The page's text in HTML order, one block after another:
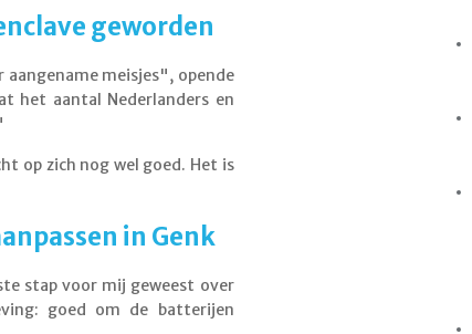
geworden
meisjes", opende
het aantal Nederlanders en
op zich nog wel goed. Het is
in Genk
stap voor mij geweest over
goed om de batterijen